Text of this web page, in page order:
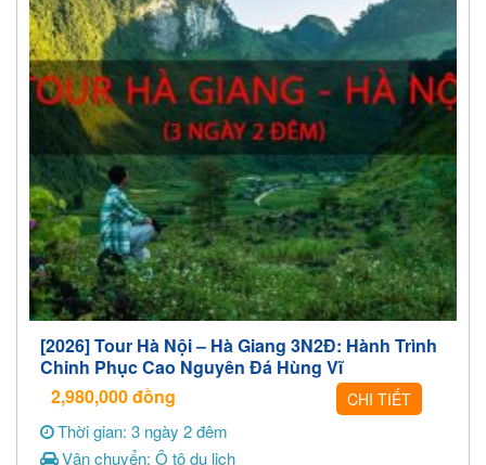
[2026] Tour Hà Nội – Hà Giang 3N2Đ: Hành Trình
Chinh Phục Cao Nguyên Đá Hùng Vĩ
2,980,000đồng CHI TIẾT
Thời gian: 3 ngày 2 đêm
Vận chuyển: Ô tô du lịch